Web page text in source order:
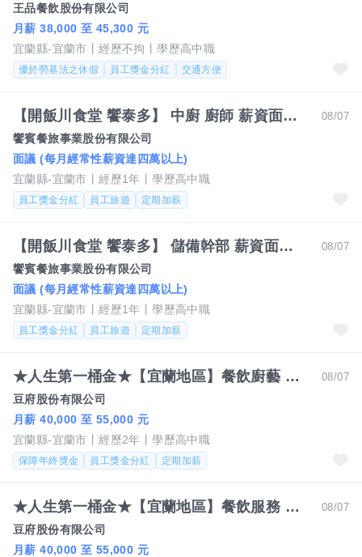
王品餐飲股份有限公司
月薪 38,000 至 45,300 元
宜蘭縣-宜蘭市
經歷不拘 學歷高中職
優於勞基法之休假 員工獎金分紅 交通方便
08/07
【開飯川食堂 饗泰多】 中廚 廚師 薪資面議 歡迎相關經驗者來挑戰【宜蘭市】
饗賓餐旅事業股份有限公司
面議 (每月經常性薪資達四萬以上)
宜蘭縣-宜蘭市
經歷1年 學歷高中職
員工獎金分紅 員工旅遊 定期加薪
08/07
【開飯川食堂 饗泰多】 儲備幹部 薪資面議 歡迎相關經驗者來挑戰【宜蘭市】
饗賓餐旅事業股份有限公司
面議 (每月經常性薪資達四萬以上)
宜蘭縣-宜蘭市
經歷1年 學歷高中職
員工獎金分紅 員工旅遊 定期加薪
08/07
★人生第一桶金★【宜蘭地區】餐飲廚藝 副主廚/組長
豆府股份有限公司
月薪 40,000 至 55,000 元
宜蘭縣-宜蘭市
經歷2年 學歷高中職
保障年終獎金 員工獎金分紅 定期加薪
08/07
★人生第一桶金★【宜蘭地區】餐飲服務 店副理/店襄理
豆府股份有限公司
月薪 40,000 至 55,000 元